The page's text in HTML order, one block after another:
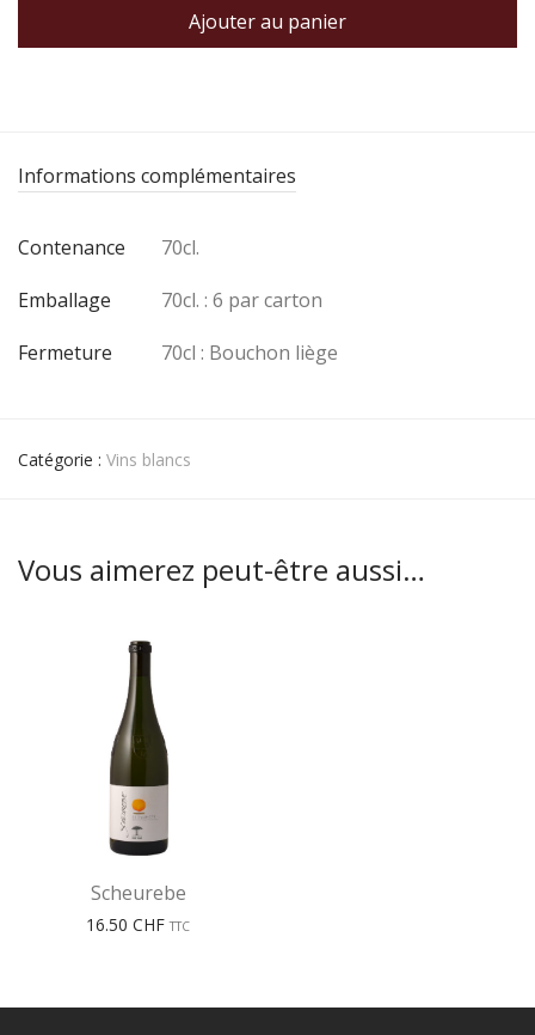
Ajouter au panier
Informations complémentaires
Contenance
70cl.
Emballage
70cl. : 6 par carton
Fermeture
70cl : Bouchon liège
Catégorie : Vins blancs
Vous aimerez peut-être aussi…
Scheurebe
16.50 CHF TTC